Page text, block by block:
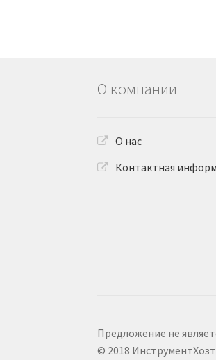
О компании
О нас
Контактная
Предложение не
© 2018